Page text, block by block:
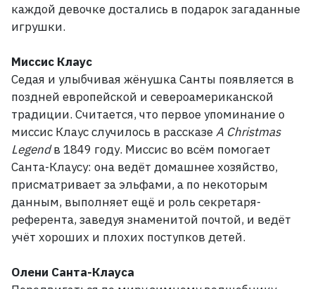
каждой девочке достались в подарок загаданные
игрушки.
Миссис Клаус
Седая и улыбчивая жёнушка Санты появляется в
поздней европейской и североамериканской
традиции. Считается, что первое упоминание о
миссис Клаус случилось в рассказеA Christmas
Legendв 1849 году. Миссис во всём помогает
Санта-Клаусу: она ведёт домашнее хозяйство,
присматривает за эльфами, а по некоторым
данным, выполняет ещё и роль секретаря-
референта, заведуя знаменитой почтой, и ведёт
учёт хороших и плохих поступков детей.
Олени Санта-Клауса